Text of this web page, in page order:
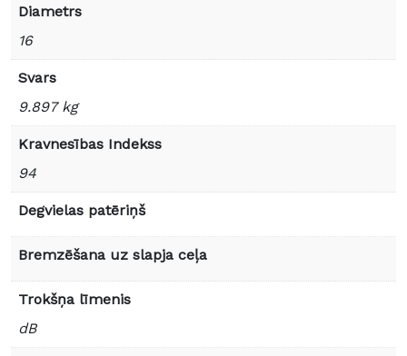
Diametrs
16
Svars
9.897 kg
Kravnesības Indekss
94
Degvielas patēriņš
Bremzēšana uz slapja ceļa
Trokšņa līmenis
dB